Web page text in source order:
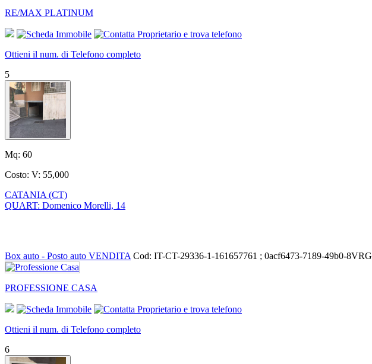
RE/MAX PLATINUM
Ottieni il num. di Telefono completo
5
Mq: 60
Costo: V: 55,000
CATANIA (CT)
QUART: Domenico Morelli, 14
Box auto - Posto auto VENDITA Cod: IT-CT-29336-1-161657761 ; 0acf6473-7189-49b0-8VRG
PROFESSIONE CASA
Ottieni il num. di Telefono completo
6